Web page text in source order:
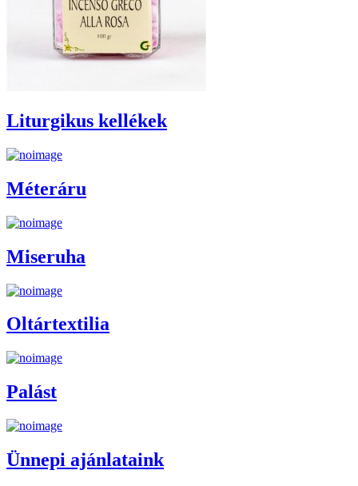
Liturgikus kellékek
Méteráru
Miseruha
Oltártextilia
Palást
Ünnepi ajánlataink